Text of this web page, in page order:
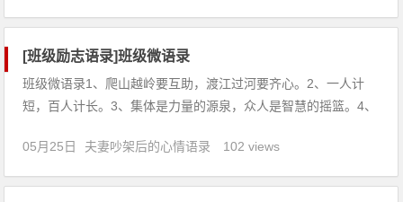
[班级励志语录]班级微语录
班级微语录1、爬山越岭要互助，渡江过河要齐心。2、一人计
短，百人计长。3、集体是力量的源泉，众人是智慧的摇篮。4、
头。6、友谊是培养人的感情的学校。7、聪明人与朋友同行，步
调总是齐一的。8、鱼不能离水，雁不能离群。9、一致是强
05月25日 夫妻吵架后的心情语录 102 views